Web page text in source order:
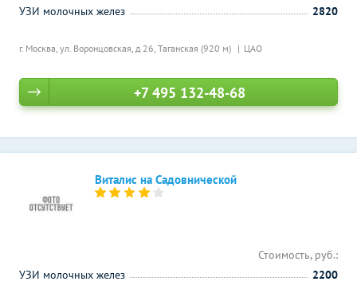
г. Москва, ул. Воронцовская, д 26, Таганская (920 м) ЦАО
УЗИ молочных желез
2820
+7 495 132-48-68
Виталис на Садовнической
Стоимость, руб.:
УЗИ молочных желез
2200